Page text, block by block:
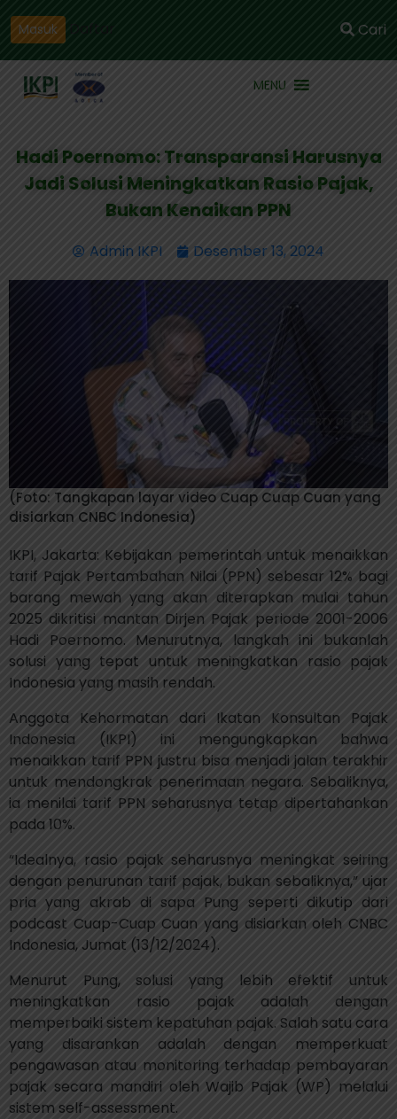
Masuk Cari
MENU
Hadi Poernomo: Transparansi Harusnya
Jadi Solusi Meningkatkan Rasio Pajak,
Bukan Kenaikan PPN
Admin IKPI Desember 13, 2024
(Foto: Tangkapan layar video Cuap Cuap Cuan yang
disiarkan CNBC Indonesia)
IKPI, Jakarta: Kebijakan pemerintah untuk menaikkan
tarif Pajak Pertambahan Nilai (PPN) sebesar 12% bagi
barang mewah yang akan diterapkan mulai tahun
2025 dikritisi mantan Dirjen Pajak periode 2001-2006
Hadi Poernomo. Menurutnya, langkah ini bukanlah
solusi yang tepat untuk meningkatkan rasio pajak
Indonesia yang masih rendah.
Anggota Kehormatan dari Ikatan Konsultan Pajak
Indonesia (IKPI) ini mengungkapkan bahwa
menaikkan tarif PPN justru bisa menjadi jalan terakhir
untuk mendongkrak penerimaan negara. Sebaliknya,
ia menilai tarif PPN seharusnya tetap dipertahankan
pada 10%.
“Idealnya, rasio pajak seharusnya meningkat seiring
dengan penurunan tarif pajak, bukan sebaliknya,” ujar
pria yang akrab di sapa Pung seperti dikutip dari
podcast Cuap-Cuap Cuan yang disiarkan oleh CNBC
Indonesia, Jumat (13/12/2024).
Menurut Pung, solusi yang lebih efektif untuk
meningkatkan rasio pajak adalah dengan
memperbaiki sistem kepatuhan pajak. Salah satu cara
yang disarankan adalah dengan memperkuat
pengawasan atau monitoring terhadap pembayaran
pajak secara mandiri oleh Wajib Pajak (WP) melalui
sistem self-assessment.